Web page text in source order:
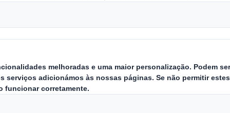
Quem somos O que fazemos